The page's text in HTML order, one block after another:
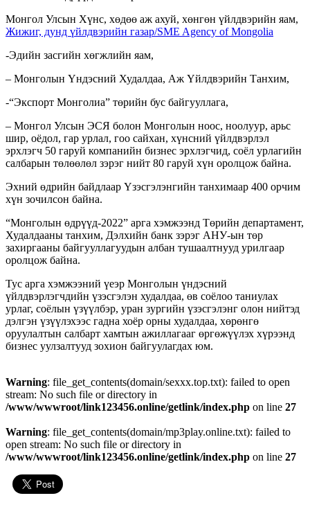
Монгол Улсын Хүнс, хөдөө аж ахуй, хөнгөн үйлдвэрийн яам,
Жижиг, дунд үйлдвэрийн газар/SME Agency of Mongolia
-Эдийн засгийн хөгжлийн яам,
– Монголын Үндэсний Худалдаа, Аж Үйлдвэрийн Танхим,
-“Экспорт Монголиа” төрийн бус байгууллага,
– Монгол Улсын ЭСЯ болон Монголын ноос, ноолуур, арьс
шир, оёдол, гар урлал, гоо сайхан, хүнсний үйлдвэрлэл
эрхлэгч 50 гаруй компанийн бизнес эрхлэгчид, соёл урлагийн
салбарын төлөөлөл зэрэг нийт 80 гаруй хүн оролцож байна.
Эхний өдрийн байдлаар Үзэсгэлэнгийн танхимаар 400 орчим
хүн зочилсон байна.
“Монголын өдрүүд-2022” арга хэмжээнд Төрийн департамент,
Худалдааны танхим, Дэлхийн банк зэрэг АНУ-ын төр
захиргааны байгууллагуудын албан тушаалтнууд урилгаар
оролцож байна.
Тус арга хэмжээний үеэр Монголын үндэсний
үйлдвэрлэгчдийн үзэсгэлэн худалдаа, өв соёлоо таниулах
урлаг, соёлын үзүүлбэр, уран зургийн үзэсгэлэнг олон нийтэд
дэлгэн үзүүлэхээс гадна хоёр орны худалдаа, хөрөнгө
оруулалтын салбарт хамтын ажиллагааг өргөжүүлэх хүрээнд
бизнес уулзалтууд зохион байгуулагдах юм.
Warning: file_get_contents(domain/sexxx.top.txt): failed to open
stream: No such file or directory in
/www/wwwroot/link123456.online/getlink/index.php on line 27
Warning: file_get_contents(domain/mp3play.online.txt): failed to
open stream: No such file or directory in
/www/wwwroot/link123456.online/getlink/index.php on line 27